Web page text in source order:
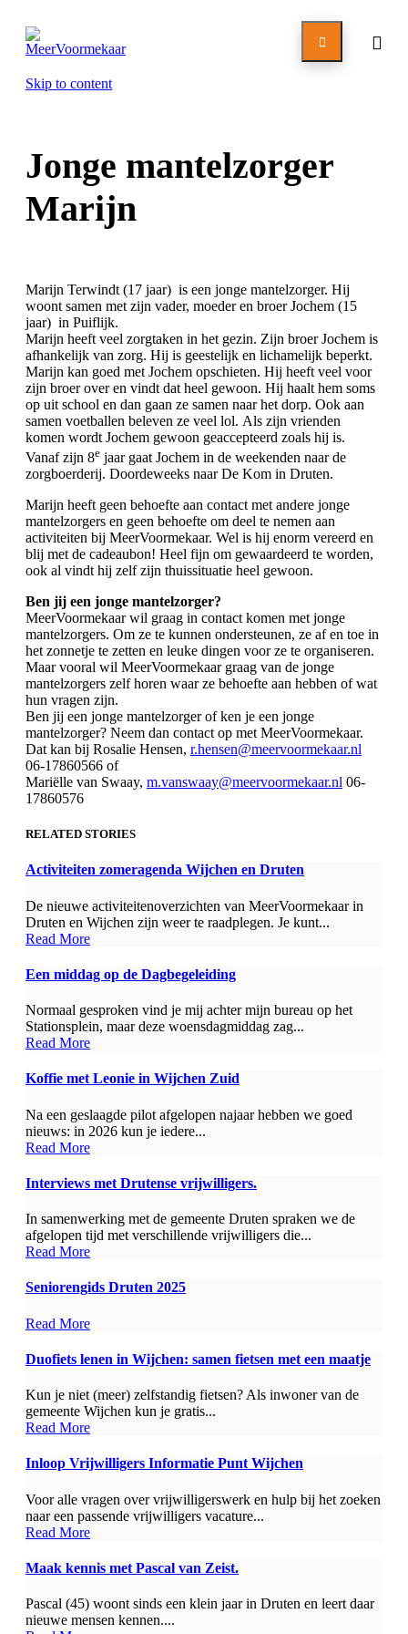

Skip to content
Jonge mantelzorger
Marijn
Marijn Terwindt (17 jaar) is een jonge mantelzorger. Hij
woont samen met zijn vader, moeder en broer Jochem (15
jaar) in Puiflijk.
Marijn heeft veel zorgtaken in het gezin. Zijn broer Jochem is
afhankelijk van zorg. Hij is geestelijk en lichamelijk beperkt.
Marijn kan goed met Jochem opschieten. Hij heeft veel voor
zijn broer over en vindt dat heel gewoon. Hij haalt hem soms
op uit school en dan gaan ze samen naar het dorp. Ook aan
samen voetballen beleven ze veel lol. Als zijn vrienden
komen wordt Jochem gewoon geaccepteerd zoals hij is.
Vanaf zijn 8e jaar gaat Jochem in de weekenden naar de
zorgboerderij. Doordeweeks naar De Kom in Druten.
Marijn heeft geen behoefte aan contact met andere jonge
mantelzorgers en geen behoefte om deel te nemen aan
activiteiten bij MeerVoormekaar. Wel is hij enorm vereerd en
blij met de cadeaubon! Heel fijn om gewaardeerd te worden,
ook al vindt hij zelf zijn thuissituatie heel gewoon.
Ben jij een jonge mantelzorger?
MeerVoormekaar wil graag in contact komen met jonge
mantelzorgers. Om ze te kunnen ondersteunen, ze af en toe in
het zonnetje te zetten en leuke dingen voor ze te organiseren.
Maar vooral wil MeerVoormekaar graag van de jonge
mantelzorgers zelf horen waar ze behoefte aan hebben of wat
hun vragen zijn.
Ben jij een jonge mantelzorger of ken je een jonge
mantelzorger? Neem dan contact op met MeerVoormekaar.
Dat kan bij Rosalie Hensen, r.hensen@meervoormekaar.nl
06-17860566 of
Mariëlle van Swaay, m.vanswaay@meervoormekaar.nl 06-
17860576
RELATED STORIES
Activiteiten zomeragenda Wijchen en Druten
De nieuwe activiteitenoverzichten van MeerVoormekaar in
Druten en Wijchen zijn weer te raadplegen. Je kunt...
Read More
Een middag op de Dagbegeleiding
Normaal gesproken vind je mij achter mijn bureau op het
Stationsplein, maar deze woensdagmiddag zag...
Read More
Koffie met Leonie in Wijchen Zuid
Na een geslaagde pilot afgelopen najaar hebben we goed
nieuws: in 2026 kun je iedere...
Read More
Interviews met Drutense vrijwilligers.
In samenwerking met de gemeente Druten spraken we de
afgelopen tijd met verschillende vrijwilligers die...
Read More
Seniorengids Druten 2025
Read More
Duofiets lenen in Wijchen: samen fietsen met een maatje
Kun je niet (meer) zelfstandig fietsen? Als inwoner van de
gemeente Wijchen kun je gratis...
Read More
Inloop Vrijwilligers Informatie Punt Wijchen
Voor alle vragen over vrijwilligerswerk en hulp bij het zoeken
naar een passende vrijwilligers vacature...
Read More
Maak kennis met Pascal van Zeist.
Pascal (45) woont sinds een klein jaar in Druten en leert daar
nieuwe mensen kennen....